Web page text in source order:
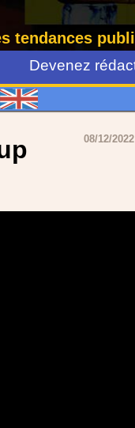
tendances
Devenez
08/12/